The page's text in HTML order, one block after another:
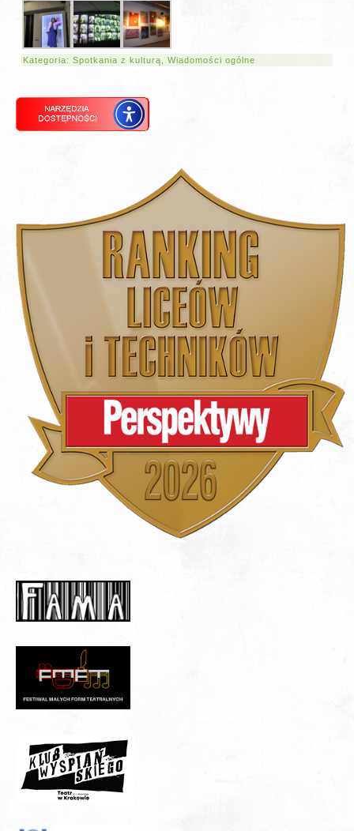
Kategoria:Spotkania z kulturą ,Wiadomości ogólne